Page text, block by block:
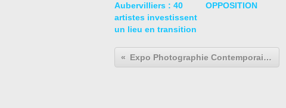
Aubervilliers : 40
artistes investissent
un lieu en transition
OPPOSITION
Expo Photographie Contemporaine: Biasiucci/Paladino "Casa Madre"